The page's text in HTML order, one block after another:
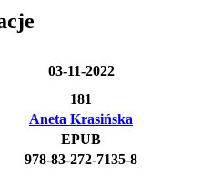
03-11-2022
181
Aneta Krasińska
EPUB
978-83-272-7135-8